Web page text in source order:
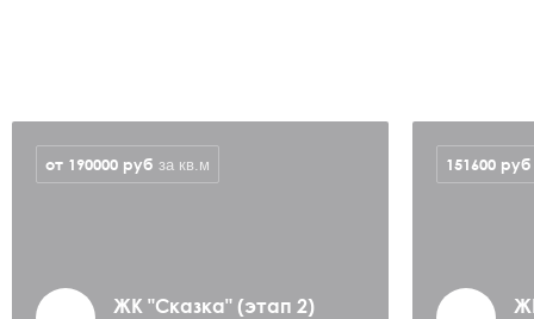
ЖК "Сказка" (этап 2)
от 190000 руб за кв.м 151600 руб